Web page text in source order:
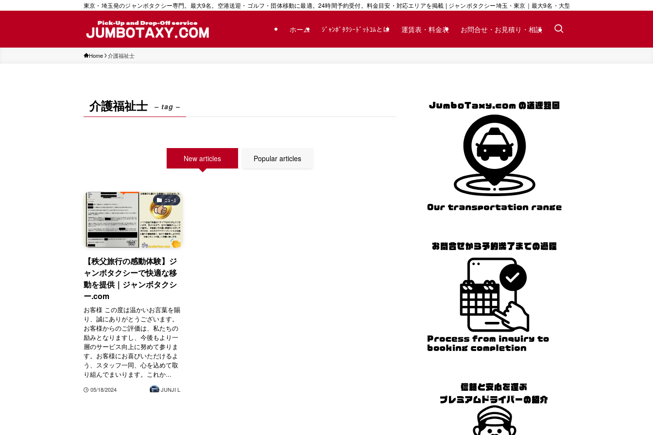
東京・埼玉発のジャンボタクシー専門。最大9名。空港送迎・ゴルフ・団体移動に最適。24時間予約受付。料金目安・対応エリアを掲載 | ジャンボタクシー埼玉・東京｜最大9名・大型荷物対応｜24時間予約可
ホーム ｼﾞｬﾝﾎﾞﾀｸｼｰﾄﾞｯﾄｺﾑとは 運賃表・料金表 お問合せ・お見積り・相談
Home 介護福祉士
介護福祉士 – tag –
New articles Popular articles
ﾆｭｰｽ
【秩父旅行の感動体験】ジ
ャンボタクシーで快適な移
動を提供｜ジャンボタクシ
ー.com
お客様 この度は温かいお言葉を賜
り、誠にありがとうございます。
お客様からのご評価は、私たちの
励みとなりますし、今後もより一
層のサービス向上に努めて参りま
す。お客様にお喜びいただけるよ
う、スタッフ一同、心を込めて取
り組んでまいります。これか...
05/18/2024 JUNJI L